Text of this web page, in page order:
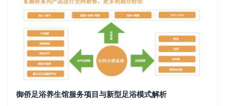
御侨足浴养生馆服务项目与新型足浴模式解析